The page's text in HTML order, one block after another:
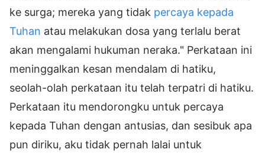
ke surga; mereka yang tidak percaya kepada
Tuhan atau melakukan dosa yang terlalu berat
akan mengalami hukuman neraka." Perkataan ini
meninggalkan kesan mendalam di hatiku,
seolah-olah perkataan itu telah terpatri di hatiku.
Perkataan itu mendorongku untuk percaya
kepada Tuhan dengan antusias, dan sesibuk apa
pun diriku, aku tidak pernah lalai untuk